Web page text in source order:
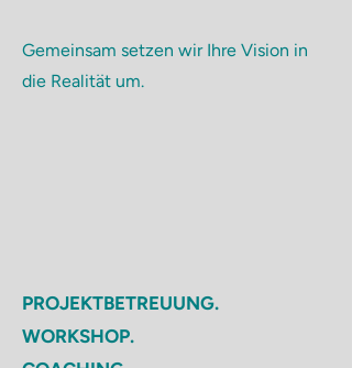
Gemeinsam setzen wir Ihre Vision in
die Realität um.
PROJEKTBETREUUNG.
WORKSHOP.